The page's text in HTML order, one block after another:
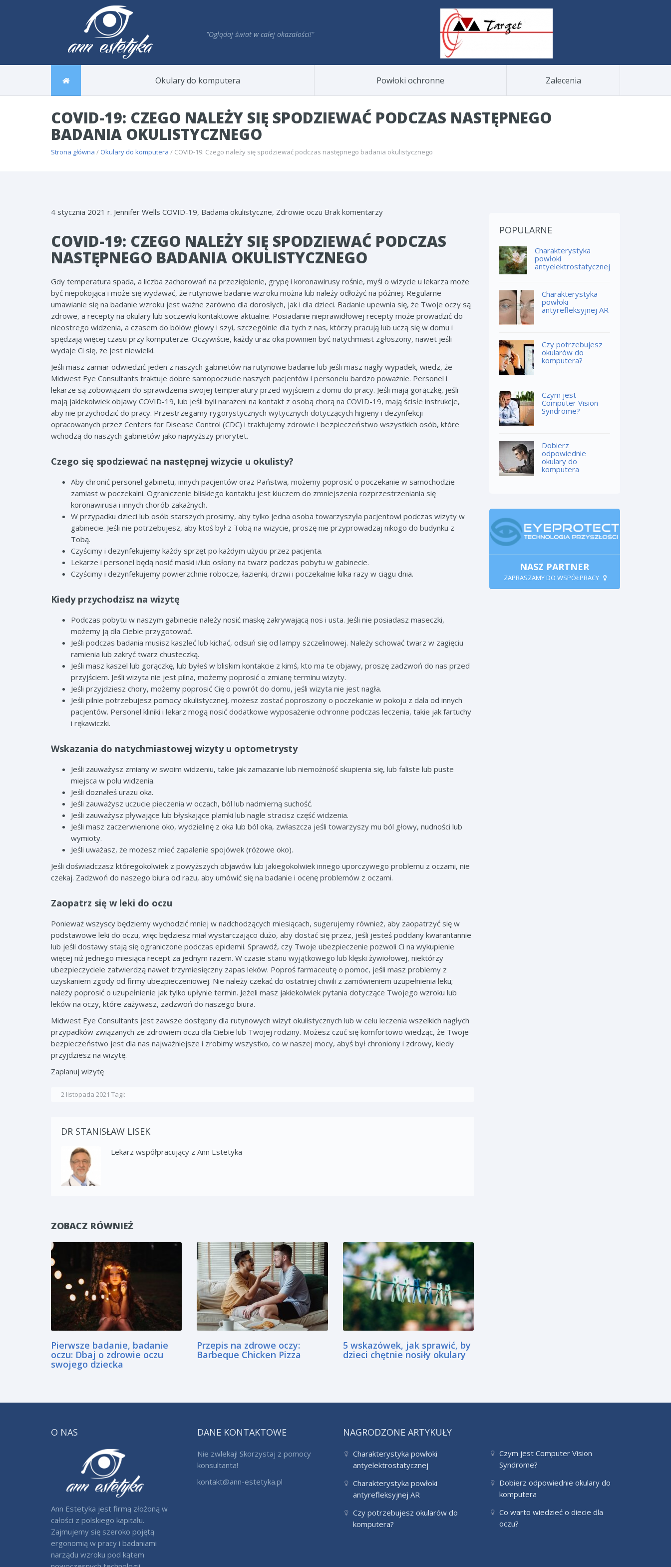
"Oglądaj świat w całej okazałości!"
Okulary do komputera Powłoki ochronne Zalecenia
COVID-19: CZEGO NALEŻY SIĘ SPODZIEWAĆ PODCZAS NASTĘPNEGO
BADANIA OKULISTYCZNEGO
Strona główna / Okulary do komputera / COVID-19: Czego należy się spodziewać podczas następnego badania okulistycznego
4 stycznia 2021 r. Jennifer Wells COVID-19, Badania okulistyczne, Zdrowie oczu Brak komentarzy
COVID-19: CZEGO NALEŻY SIĘ SPODZIEWAĆ PODCZAS
NASTĘPNEGO BADANIA OKULISTYCZNEGO
Gdy temperatura spada, a liczba zachorowań na przeziębienie, grypę i koronawirusy rośnie, myśl o wizycie u lekarza może
być niepokojąca i może się wydawać, że rutynowe badanie wzroku można lub należy odłożyć na później. Regularne
umawianie się na badanie wzroku jest ważne zarówno dla dorosłych, jak i dla dzieci. Badanie upewnia się, że Twoje oczy są
zdrowe, a recepty na okulary lub soczewki kontaktowe aktualne. Posiadanie nieprawidłowej recepty może prowadzić do
nieostrego widzenia, a czasem do bólów głowy i szyi, szczególnie dla tych z nas, którzy pracują lub uczą się w domu i
spędzają więcej czasu przy komputerze. Oczywiście, każdy uraz oka powinien być natychmiast zgłoszony, nawet jeśli
wydaje Ci się, że jest niewielki.
Jeśli masz zamiar odwiedzić jeden z naszych gabinetów na rutynowe badanie lub jeśli masz nagły wypadek, wiedz, że
Midwest Eye Consultants traktuje dobre samopoczucie naszych pacjentów i personelu bardzo poważnie. Personel i
lekarze są zobowiązani do sprawdzenia swojej temperatury przed wyjściem z domu do pracy. Jeśli mają gorączkę, jeśli
mają jakiekolwiek objawy COVID-19, lub jeśli byli narażeni na kontakt z osobą chorą na COVID-19, mają ścisłe instrukcje,
aby nie przychodzić do pracy. Przestrzegamy rygorystycznych wytycznych dotyczących higieny i dezynfekcji
opracowanych przez Centers for Disease Control (CDC) i traktujemy zdrowie i bezpieczeństwo wszystkich osób, które
wchodzą do naszych gabinetów jako najwyższy priorytet.
Czego się spodziewać na następnej wizycie u okulisty?
Aby chronić personel gabinetu, innych pacjentów oraz Państwa, możemy poprosić o poczekanie w samochodzie
zamiast w poczekalni. Ograniczenie bliskiego kontaktu jest kluczem do zmniejszenia rozprzestrzeniania się
koronawirusa i innych chorób zakaźnych.
W przypadku dzieci lub osób starszych prosimy, aby tylko jedna osoba towarzyszyła pacjentowi podczas wizyty w
gabinecie. Jeśli nie potrzebujesz, aby ktoś był z Tobą na wizycie, proszę nie przyprowadzaj nikogo do budynku z
Tobą.
Czyścimy i dezynfekujemy każdy sprzęt po każdym użyciu przez pacjenta.
Lekarze i personel będą nosić maski i/lub osłony na twarz podczas pobytu w gabinecie.
Czyścimy i dezynfekujemy powierzchnie robocze, łazienki, drzwi i poczekalnie kilka razy w ciągu dnia.
Kiedy przychodzisz na wizytę
Podczas pobytu w naszym gabinecie należy nosić maskę zakrywającą nos i usta. Jeśli nie posiadasz maseczki,
możemy ją dla Ciebie przygotować.
Jeśli podczas badania musisz kaszleć lub kichać, odsuń się od lampy szczelinowej. Należy schować twarz w zagięciu
ramienia lub zakryć twarz chusteczką.
Jeśli masz kaszel lub gorączkę, lub byłeś w bliskim kontakcie z kimś, kto ma te objawy, proszę zadzwoń do nas przed
przyjściem. Jeśli wizyta nie jest pilna, możemy poprosić o zmianę terminu wizyty.
Jeśli przyjdziesz chory, możemy poprosić Cię o powrót do domu, jeśli wizyta nie jest nagła.
Jeśli pilnie potrzebujesz pomocy okulistycznej, możesz zostać poproszony o poczekanie w pokoju z dala od innych
pacjentów. Personel kliniki i lekarz mogą nosić dodatkowe wyposażenie ochronne podczas leczenia, takie jak fartuchy
i rękawiczki.
Wskazania do natychmiastowej wizyty u optometrysty
Jeśli zauważysz zmiany w swoim widzeniu, takie jak zamazanie lub niemożność skupienia się, lub faliste lub puste
miejsca w polu widzenia.
Jeśli doznałeś urazu oka.
Jeśli zauważysz uczucie pieczenia w oczach, ból lub nadmierną suchość.
Jeśli zauważysz pływające lub błyskające plamki lub nagle stracisz część widzenia.
Jeśli masz zaczerwienione oko, wydzielinę z oka lub ból oka, zwłaszcza jeśli towarzyszy mu ból głowy, nudności lub
wymioty.
Jeśli uważasz, że możesz mieć zapalenie spojówek (różowe oko).
Jeśli doświadczasz któregokolwiek z powyższych objawów lub jakiegokolwiek innego uporczywego problemu z oczami, nie
czekaj. Zadzwoń do naszego biura od razu, aby umówić się na badanie i ocenę problemów z oczami.
Zaopatrz się w leki do oczu
Ponieważ wszyscy będziemy wychodzić mniej w nadchodzących miesiącach, sugerujemy również, aby zaopatrzyć się w
podstawowe leki do oczu, więc będziesz miał wystarczająco dużo, aby dostać się przez, jeśli jesteś poddany kwarantannie
lub jeśli dostawy stają się ograniczone podczas epidemii. Sprawdź, czy Twoje ubezpieczenie pozwoli Ci na wykupienie
więcej niż jednego miesiąca recept za jednym razem. W czasie stanu wyjątkowego lub klęski żywiołowej, niektórzy
ubezpieczyciele zatwierdzą nawet trzymiesięczny zapas leków. Poproś farmaceutę o pomoc, jeśli masz problemy z
uzyskaniem zgody od firmy ubezpieczeniowej. Nie należy czekać do ostatniej chwili z zamówieniem uzupełnienia leku;
należy poprosić o uzupełnienie jak tylko upłynie termin. Jeżeli masz jakiekolwiek pytania dotyczące Twojego wzroku lub
leków na oczy, które zażywasz, zadzwoń do naszego biura.
Midwest Eye Consultants jest zawsze dostępny dla rutynowych wizyt okulistycznych lub w celu leczenia wszelkich nagłych
przypadków związanych ze zdrowiem oczu dla Ciebie lub Twojej rodziny. Możesz czuć się komfortowo wiedząc, że Twoje
bezpieczeństwo jest dla nas najważniejsze i zrobimy wszystko, co w naszej mocy, abyś był chroniony i zdrowy, kiedy
przyjdziesz na wizytę.
Zaplanuj wizytę
2 listopada 2021 Tagi:
DR STANISŁAW LISEK
Lekarz współpracujący z Ann Estetyka
ZOBACZ RÓWNIEŻ
Pierwsze badanie, badanie
oczu: Dbaj o zdrowie oczu
swojego dziecka
Przepis na zdrowe oczy:
Barbeque Chicken Pizza
5 wskazówek, jak sprawić, by
dzieci chętnie nosiły okulary
POPULARNE
Charakterystyka
powłoki
antyelektrostatycznej
Charakterystyka
powłoki
antyrefleksyjnej AR
Czy potrzebujesz
okularów do
komputera?
Czym jest
Computer Vision
Syndrome?
Dobierz
odpowiednie
okulary do
komputera
NASZ PARTNER
ZAPRASZAMY DO WSPÓŁPRACY
O NAS
Ann Estetyka jest firmą złożoną w
całości z polskiego kapitału.
Zajmujemy się szeroko pojętą
ergonomią w pracy i badaniami
narządu wzroku pod kątem
DANE KONTAKTOWE
Nie zwlekaj! Skorzystaj z pomocy
konsultanta!
kontakt@ann-estetyka.pl
NAGRODZONE ARTYKUŁY
Charakterystyka powłoki
antyelektrostatycznej
Charakterystyka powłoki
antyrefleksyjnej AR
Czy potrzebujesz okularów do
komputera?
Czym jest Computer Vision
Syndrome?
Dobierz odpowiednie okulary do
komputera
Co warto wiedzieć o diecie dla
oczu?